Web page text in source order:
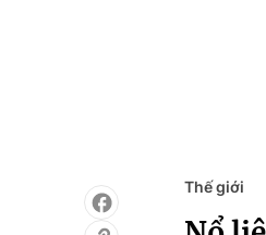
Thế giới